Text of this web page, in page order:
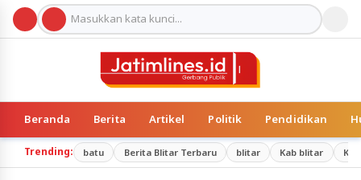
Beranda Berita Artikel Politik Pendidikan
Trending: batu Berita Blitar Terbaru blitar Kab blitar